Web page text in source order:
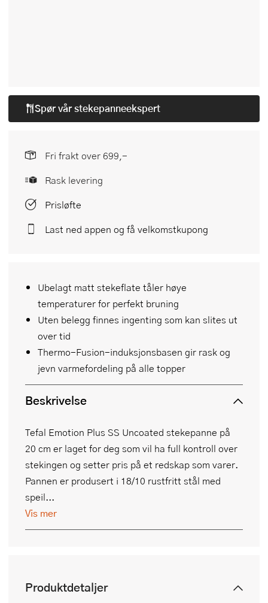
Ubelagt matt stekeflate tåler høye
temperaturer for perfekt bruning
Uten belegg finnes ingenting som kan slites ut
over tid
Thermo-Fusion-induksjonsbasen gir rask og
jevn varmefordeling på alle topper
Beskrivelse
Tefal Emotion Plus SS Uncoated stekepanne på
20 cm er laget for deg som vil ha full kontroll over
stekingen og setter pris på et redskap som varer.
Pannen er produsert i 18/10 rustfritt stål med
speil...
Vis mer
Spør vårstekepanneekspert
Fri frakt over 699,-
Rask levering
Prisløfte
Last ned appen og få velkomstkupong
Produktdetaljer